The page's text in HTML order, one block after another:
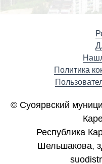
Политика
© Суоярвский
Республика
Шельшакова,